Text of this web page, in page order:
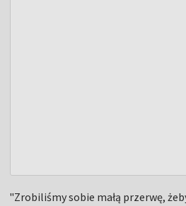
"Zrobiliśmy sobie małą przerwę,